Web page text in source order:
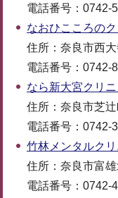
電話番号：0742-
なおひこころの
住所：奈良市西
電話番号：0742-
なら新大宮クリニ
住所：奈良市芝
電話番号：0742-
竹林メンタルク
住所：奈良市富
電話番号：0742-